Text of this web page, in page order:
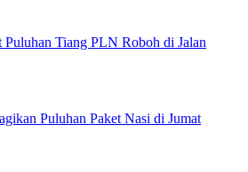
Tiang PLN Roboh di Jalan
Puluhan Paket Nasi di Jumat